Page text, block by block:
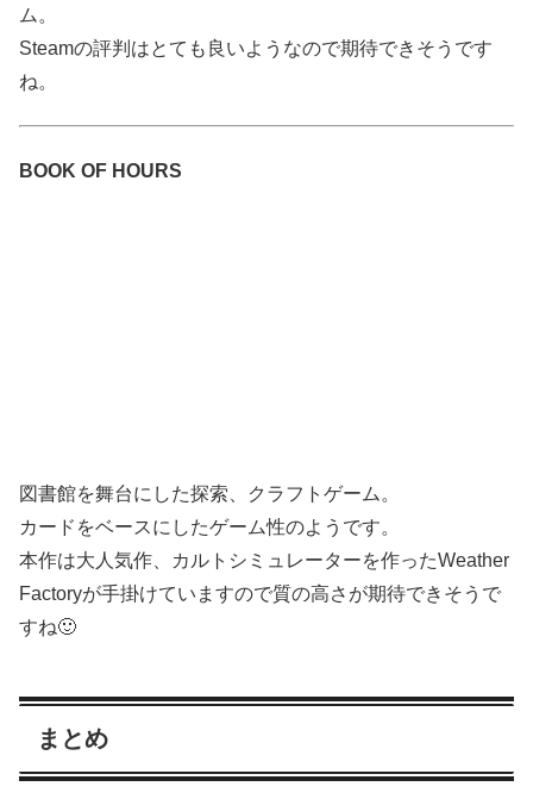
ム。
Steamの評判はとても良いようなので期待できそうです
ね。
BOOK OF HOURS
図書館を舞台にした探索、クラフトゲーム。
カードをベースにしたゲーム性のようです。
本作は大人気作、カルトシミュレーターを作ったWeather
Factoryが手掛けていますので質の高さが期待できそうで
すね🙂
まとめ